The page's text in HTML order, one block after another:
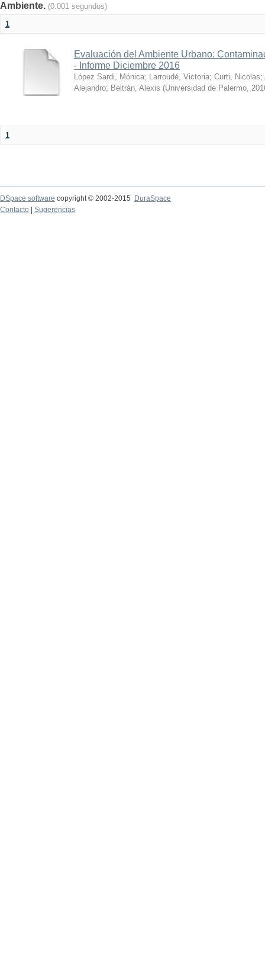
Ambiente. (0.001 segundos)
1
Evaluación del Ambiente Urbano:
- Informe Diciembre 2016
López Sardi, Mónica; Larroudé, Victoria; Curti, Nicolas;
Alejandro; Beltrán, Alexis (Universidad de Palermo,
1
DSpace software copyright © 2002-2015
DuraSpace
Contacto
Sugerencias